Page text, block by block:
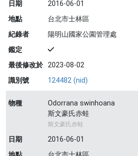
日期
2016-06-01
地點
台北市士林區
紀錄者
陽明山國家公園管理處
鑑定
最後修改於 2023-08-02
識別號
124482 (nid)
物種
Odorrana swinhoana
斯文豪氏赤蛙
斯文豪氏赤蛙
日期
2016-06-01